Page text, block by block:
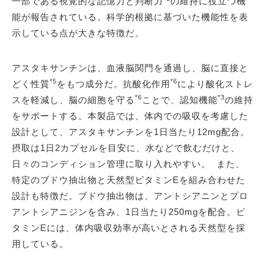
能が報告されている。科学的根拠に基づいた機能性を表
示している点が大きな特徴だ。
アスタキサンチンは、血液脳関門を通過し、脳に直接と
どく性質*5 をもつ成分だ。抗酸化作用*6により酸化ストレ
スを軽減し、脳の細胞を守る *6 ことで、認知機能*3の維持
をサポートする。本製品では、体内での吸収を考慮した
設計として、アスタキサンチンを1日当たり12mg配合。
摂取は1日2カプセルを目安に、水などで飲むだけと、
日々のコンディション管理に取り入れやすい。 また、
特定のブドウ抽出物と天然型ビタミンEを組み合わせた
設計も特徴だ。ブドウ抽出物は、アントシアニンとプロ
アントシアニジンを含み、1日当たり250mgを配合。ビ
タミンEには、体内吸収効率が高いとされる天然型を採
用している。